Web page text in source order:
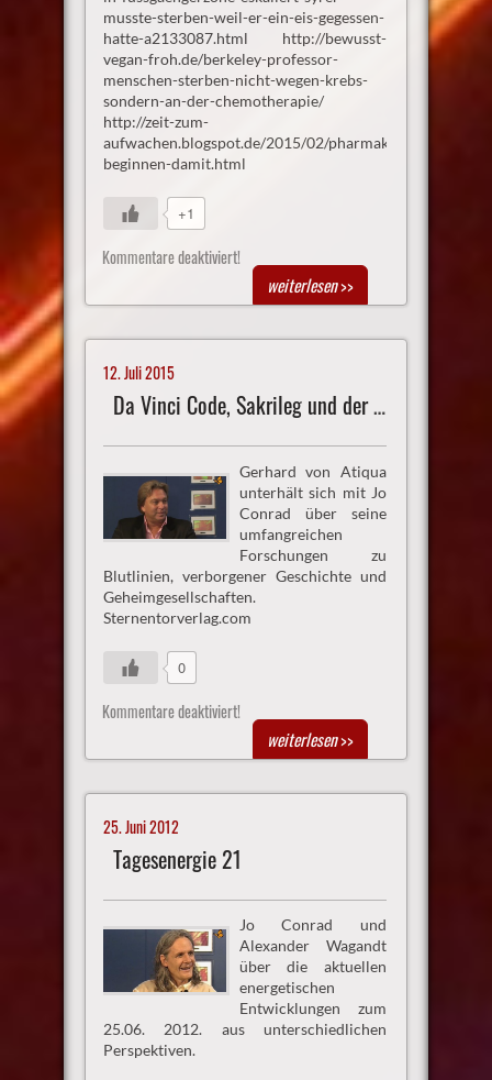
musste-sterben-weil-er-ein-eis-gegessen-
hatte-a2133087.html http://bewusst-
vegan-froh.de/berkeley-professor-
menschen-sterben-nicht-wegen-krebs-
sondern-an-der-chemotherapie/
http://zeit-zum-
aufwachen.blogspot.de/2015/02/pharmakonzerne-
beginnen-damit.html
+1
Kommentare deaktiviert!
weiterlesen>>
12. Juli 2015
Da Vinci Code, Sakrileg und der Heilige Gral
Gerhard von Atiqua
unterhält sich mit Jo
Conrad über seine
umfangreichen
Forschungen zu
Blutlinien, verborgener Geschichte und
Geheimgesellschaften.
Sternentorverlag.com
0
Kommentare deaktiviert!
weiterlesen>>
25. Juni 2012
Tagesenergie 21
Jo Conrad und
Alexander Wagandt
über die aktuellen
energetischen
Entwicklungen zum
25.06. 2012. aus unterschiedlichen
Perspektiven.